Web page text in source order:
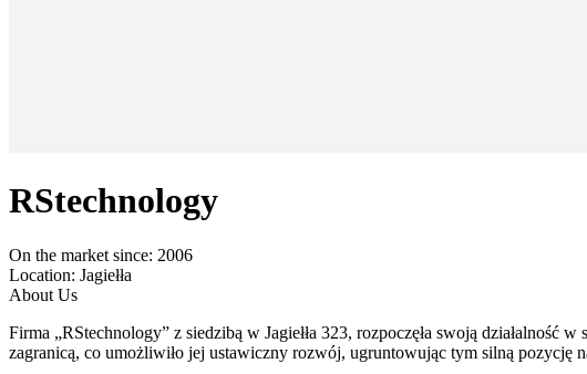
RStechnology
On the market since: 2006
Location: Jagiełła
About Us
Firma „RStechnology” z siedzibą w Jagiełła 323, rozpoczęła swoją
zagranicą, co umożliwiło jej ustawiczny rozwój, ugruntowując tym silną pozycję